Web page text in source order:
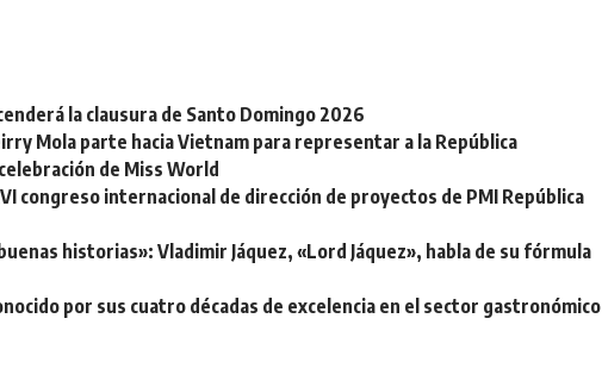
la clausura de Santo Domingo 2026
Mola parte hacia Vietnam para representar a la República
de Miss World
congreso internacional de dirección de proyectos de PMI República
historias»: Vladimir Jáquez, «Lord Jáquez», habla de su fórmula
por sus cuatro décadas de excelencia en el sector gastronómico